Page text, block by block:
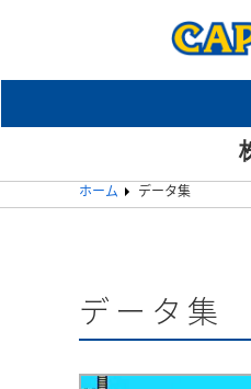
ホーム データ集
データ集